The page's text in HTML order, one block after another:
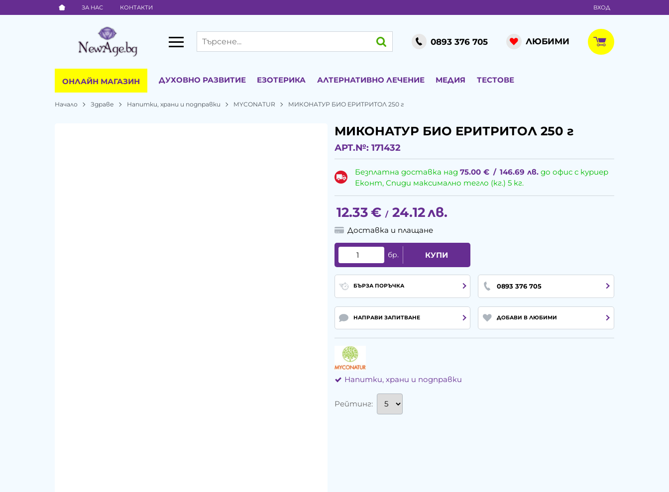
ЗА НАС КОНТАКТИ ВХОД
0893 376 705 ЛЮБИМИ
ОНЛАЙН МАГАЗИН ДУХОВНО РАЗВИТИЕ ЕЗОТЕРИКА АЛТЕРНАТИВНО ЛЕЧЕНИЕ МЕДИЯ ТЕСТОВЕ
Начало Здраве Напитки, храни и подправки MYCONATUR МИКОНАТУР БИО ЕРИТРИТОЛ 250 г
МИКОНАТУР БИО ЕРИТРИТОЛ 250 г
АРТ.№: 171432
Безплатна доставка над75.00 € / 146.69 лв. до офис с куриер
Еконт, Спиди максимално тегло (кг.) 5 кг.
12.33€ / 24.12лв.
Доставка и плащане
бр. КУПИ
БЪРЗА ПОРЪЧКА 0893 376 705
НАПРАВИ ЗАПИТВАНЕ ДОБАВИ В ЛЮБИМИ
Напитки, храни и подправки
Рейтинг: